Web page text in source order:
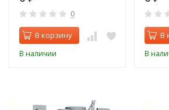
0
В корзину
В наличии
В
В